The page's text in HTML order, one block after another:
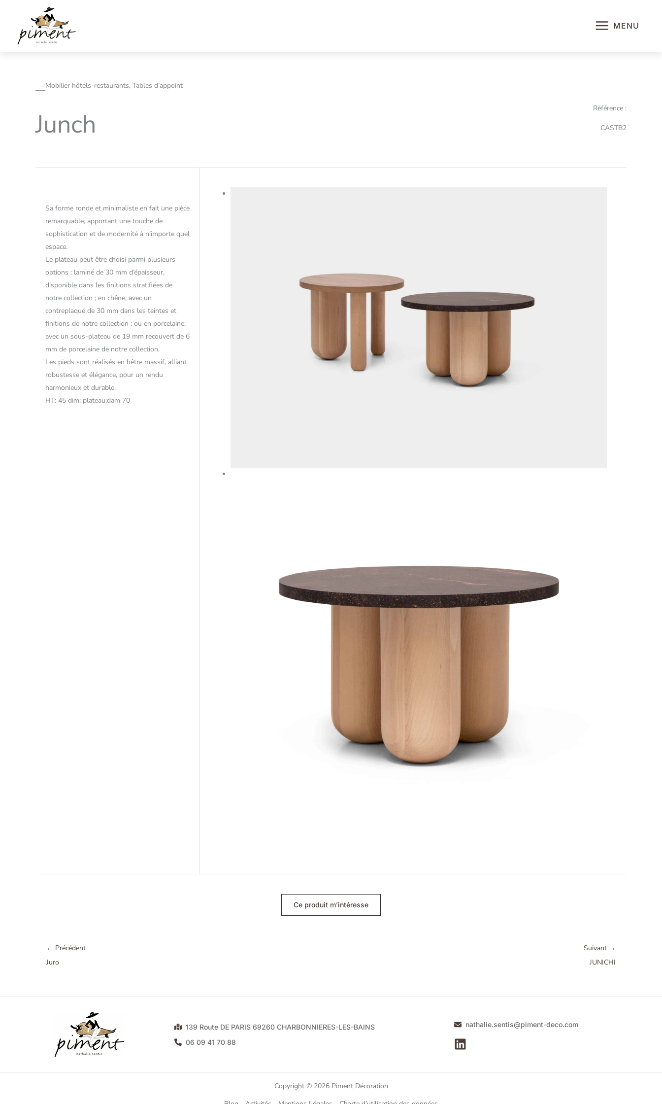
contenu
MENU
Mobilier hôtels-restaurants, Tables d’appoint
Junch Référence :
CASTB2
Sa forme ronde et minimaliste en fait une pièce
remarquable, apportant une touche de
sophistication et de modernité à n’importe quel
espace.
Le plateau peut être choisi parmi plusieurs
options : laminé de 30 mm d’épaisseur,
disponible dans les finitions stratifiées de
notre collection ; en chêne, avec un
contreplaqué de 30 mm dans les teintes et
finitions de notre collection ; ou en porcelaine,
avec un sous-plateau de 19 mm recouvert de 6
mm de porcelaine de notre collection.
Les pieds sont réalisés en hêtre massif, alliant
robustesse et élégance, pour un rendu
harmonieux et durable.
HT: 45 dim: plateau:dam 70
Ce produit m’intéresse
← Précédent
Juro
Suivant →
JUNICHI
139 Route DE PARIS 69260 CHARBONNIERES-LES-BAINS
06 09 41 70 88
nathalie.sentis@piment-deco.com
Copyright © 2026 Piment Décoration